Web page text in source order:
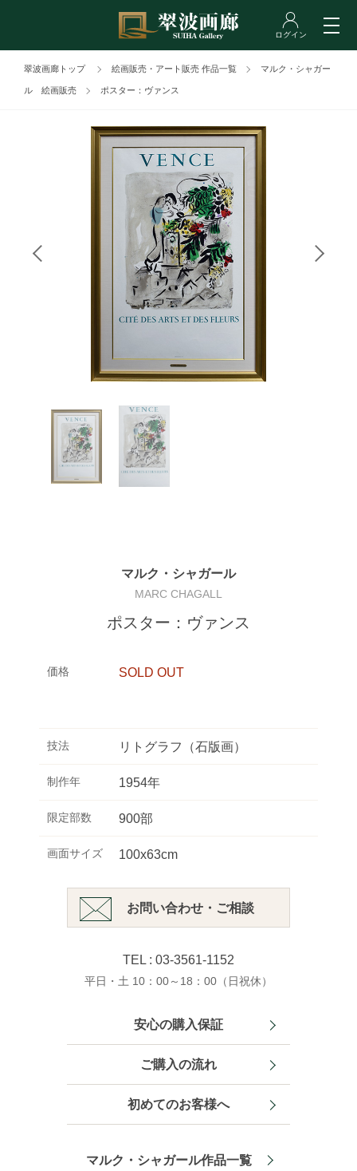
翠波画廊トップ 絵画販売・アート販売 作品一覧 マルク・シャガー
ル 絵画販売 ポスター：ヴァンス
マルク・シャガール
MARC CHAGALL
ポスター：ヴァンス
価格 SOLD OUT
技法 リトグラフ（石版画）
制作年 1954年
限定部数 900部
画面サイズ 100x63cm
お問い合わせ・ご相談
TEL : 03-3561-1152
平日・土 10：00～18：00（日祝休）
安心の購入保証
ご購入の流れ
初めてのお客様へ
マルク・シャガール作品一覧